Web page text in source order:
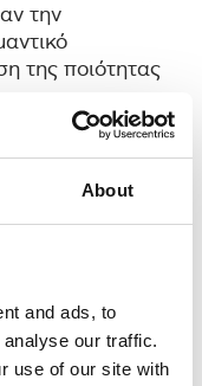
About
and ads, to
our traffic.
use of our site with
την
της ποιότητας